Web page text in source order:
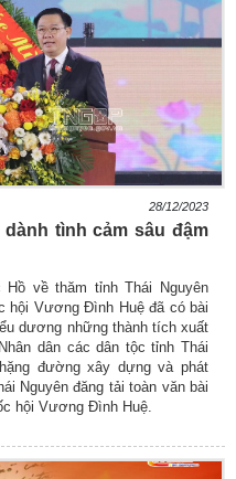
28/12/2023
tình cảm sâu đậm
về thăm tỉnh Thái Nguyên
hội Vương Đình Huệ đã có bài
dương những thành tích xuất
dân các dân tộc tỉnh Thái
đường xây dựng và phát
Nguyên đăng tải toàn văn bài
hội Vương Đình Huệ.